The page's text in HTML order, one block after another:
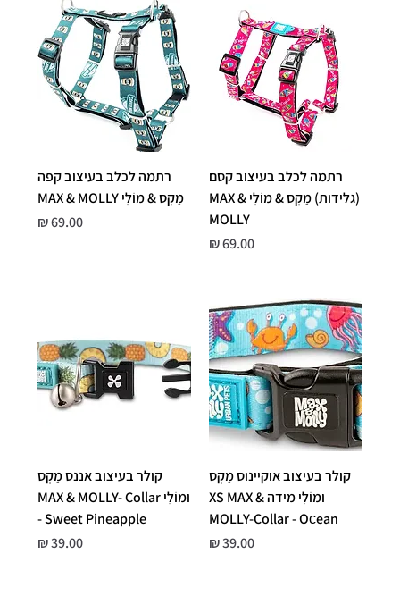
רתמה לכלב בעיצוב קסם
(גלידות) מַקְס & מוֹלִי MAX &
MOLLY
מחיר
רתמה לכלב בעיצוב קפה
מַקְס & מוֹלִי MAX & MOLLY
מחיר
קולר בעיצוב אוקיינוס מַקְס
ומוֹלִי מידה XS MAX &
MOLLY-Collar - Oсean
מחיר
קולר בעיצוב אננס מַקְס
ומוֹלִי MAX & MOLLY- Collar
- Sweet Pineapple
מחיר